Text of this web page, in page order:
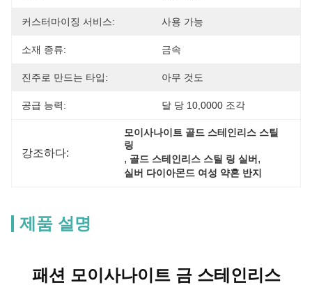
커스터마이징 서비스: 사용 가능
소재 종류: 금속
진주로 만드는 타입: 아무 것도
공급 능력: 달 당 10,0000 조각
강조하다:
모이사나이트 골드 스테인리스 스틸
링
, 골드 스테인리스 스틸 링 실버 ,
실버 다이아몬드 여성 약혼 반지
제품 설명
패션 모이사나이트 금 스테인리스